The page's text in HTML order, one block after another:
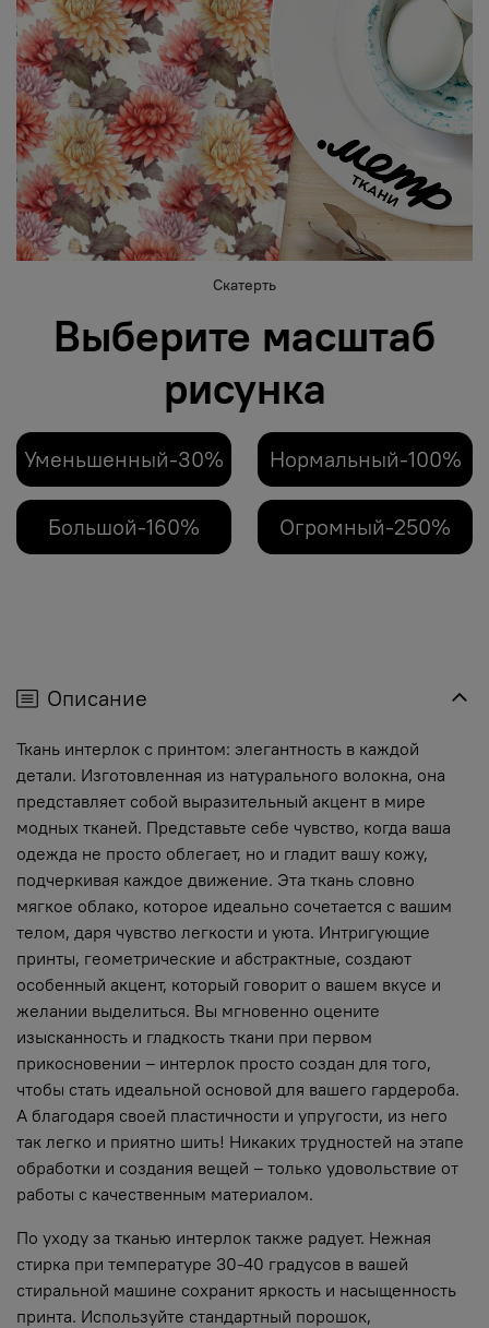
Скатерть
Выберите масштаб
рисунка
Уменьшенный-30% Нормальный-100%
Большой-160% Огромный-250%
Описание
Ткань интерлок с принтом: элегантность в каждой
детали. Изготовленная из натурального волокна, она
представляет собой выразительный акцент в мире
модных тканей. Представьте себе чувство, когда ваша
одежда не просто облегает, но и гладит вашу кожу,
подчеркивая каждое движение. Эта ткань словно
мягкое облако, которое идеально сочетается с вашим
телом, даря чувство легкости и уюта. Интригующие
принты, геометрические и абстрактные, создают
особенный акцент, который говорит о вашем вкусе и
желании выделиться. Вы мгновенно оцените
изысканность и гладкость ткани при первом
прикосновении – интерлок просто создан для того,
чтобы стать идеальной основой для вашего гардероба.
А благодаря своей пластичности и упругости, из него
так легко и приятно шить! Никаких трудностей на этапе
обработки и создания вещей – только удовольствие от
работы с качественным материалом.
По уходу за тканью интерлок также радует. Нежная
стирка при температуре 30-40 градусов в вашей
стиральной машине сохранит яркость и насыщенность
принта. Используйте стандартный порошок,